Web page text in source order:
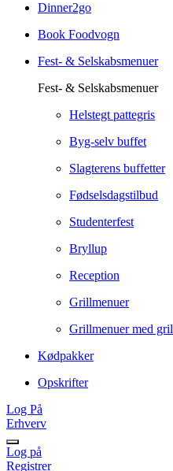
Dinner2go
Book Foodvogn
Fest- & Selskabsmenuer
Fest- & Selskabsmenuer
Helstegt pattegris
Byg-selv buffet
Slagterens buffetter
Fødselsdagstilbud
Studenterfest
Bryllup
Reception
Grillmenuer
Grillmenuer med
Kødpakker
Opskrifter
Log På
Erhverv
Log på
Registrer